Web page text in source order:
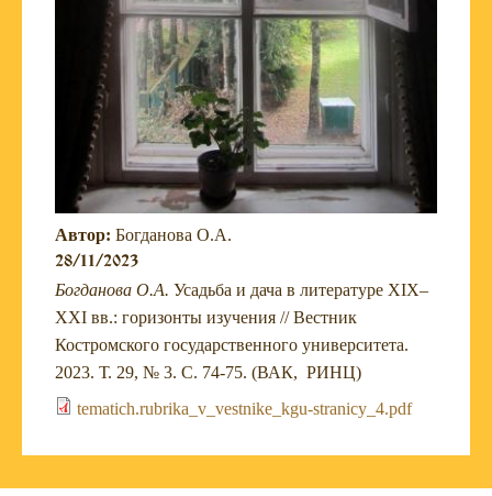
Автор: Богданова О.А.
28/11/2023
Богданова О.А. Усадьба и дача в литературе XIX–
XXI вв.: горизонты изучения // Вестник
Костромского государственного университета.
2023. Т. 29, № 3. С. 74-75. (ВАК, РИНЦ)
tematich.rubrika_v_vestnike_kgu-stranicy_4.pdf